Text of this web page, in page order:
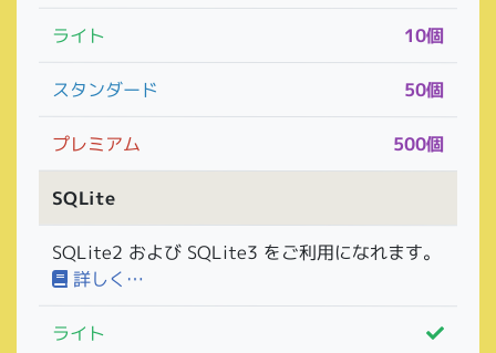
ライト 10個
スタンダード 50個
プレミアム 500個
SQLite
SQLite2 および SQLite3 をご利用になれます。
詳しく…
ライト